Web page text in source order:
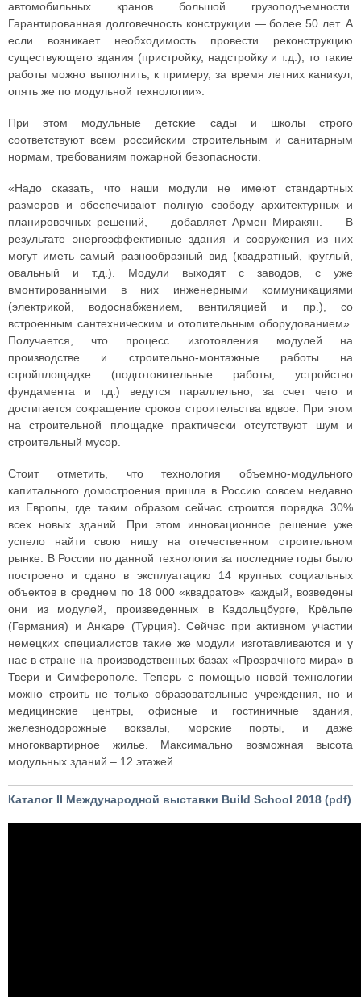
автомобильных кранов большой грузоподъемности.
Гарантированная долговечность конструкции — более 50 лет. А
если возникает необходимость провести реконструкцию
существующего здания (пристройку, надстройку и т.д.), то такие
работы можно выполнить, к примеру, за время летних каникул,
опять же по модульной технологии».
При этом модульные детские сады и школы строго
соответствуют всем российским строительным и санитарным
нормам, требованиям пожарной безопасности.
«Надо сказать, что наши модули не имеют стандартных
размеров и обеспечивают полную свободу архитектурных и
планировочных решений, — добавляет Армен Миракян. — В
результате энергоэффективные здания и сооружения из них
могут иметь самый разнообразный вид (квадратный, круглый,
овальный и т.д.). Модули выходят с заводов, с уже
вмонтированными в них инженерными коммуникациями
(электрикой, водоснабжением, вентиляцией и пр.), со
встроенным сантехническим и отопительным оборудованием».
Получается, что процесс изготовления модулей на
производстве и строительно-монтажные работы на
стройплощадке (подготовительные работы, устройство
фундамента и т.д.) ведутся параллельно, за счет чего и
достигается сокращение сроков строительства вдвое. При этом
на строительной площадке практически отсутствуют шум и
строительный мусор.
Стоит отметить, что технология объемно-модульного
капитального домостроения пришла в Россию совсем недавно
из Европы, где таким образом сейчас строится порядка 30%
всех новых зданий. При этом инновационное решение уже
успело найти свою нишу на отечественном строительном
рынке. В России по данной технологии за последние годы было
построено и сдано в эксплуатацию 14 крупных социальных
объектов в среднем по 18 000 «квадратов» каждый, возведены
они из модулей, произведенных в Кадольцбурге, Крёльпе
(Германия) и Анкаре (Турция). Сейчас при активном участии
немецких специалистов такие же модули изготавливаются и у
нас в стране на производственных базах «Прозрачного мира» в
Твери и Симферополе. Теперь с помощью новой технологии
можно строить не только образовательные учреждения, но и
медицинские центры, офисные и гостиничные здания,
железнодорожные вокзалы, морские порты, и даже
многоквартирное жилье. Максимально возможная высота
модульных зданий – 12 этажей.
Каталог II Международной выставки Build School 2018 (pdf)